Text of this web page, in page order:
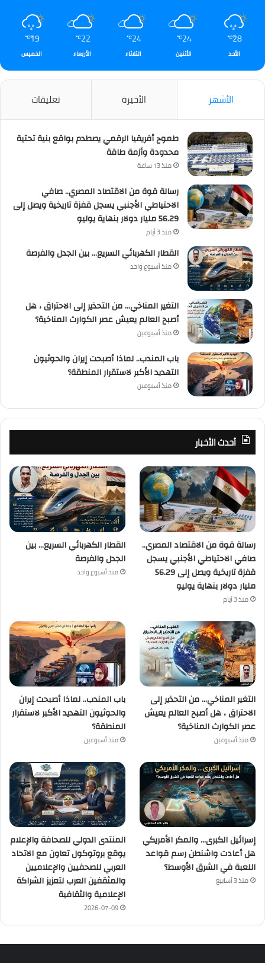
28
℃
الأحد
24
℃
الأثنين
24
℃
الثلاثاء
22
℃
الأربعاء
19
℃
الخميس
الأشهر الأخيرة تعليقات
طموح أفريقيا الرقمي يصطدم بواقع بنية تحتية
محدودة وأزمة طاقة
منذ 13 ساعة
رسالة قوة من الاقتصاد المصري.. صافي
الاحتياطي الأجنبي يسجل قفزة تاريخية ويصل إلى
56.29 مليار دولار بنهاية يوليو
منذ 3 أيام
القطار الكهربائي السريع… بين الجدل والفرصة
منذ أسبوع واحد
التغير المناخي… من التحذير إلى الاحتراق ، هل
أصبح العالم يعيش عصر الكوارث المناخية؟
منذ أسبوعين
باب المندب.. لماذا أصبحت إيران والحوثيون
التهديد الأكبر لاستقرار المنطقة؟
منذ أسبوعين
أحدث الأخبار
رسالة قوة من الاقتصاد المصري..
صافي الاحتياطي الأجنبي يسجل
قفزة تاريخية ويصل إلى 56.29
مليار دولار بنهاية يوليو
منذ 3 أيام
القطار الكهربائي السريع… بين
الجدل والفرصة
منذ أسبوع واحد
التغير المناخي… من التحذير إلى
الاحتراق ، هل أصبح العالم يعيش
عصر الكوارث المناخية؟
منذ أسبوعين
باب المندب.. لماذا أصبحت إيران
والحوثيون التهديد الأكبر لاستقرار
المنطقة؟
منذ أسبوعين
إسرائيل الكبرى… والمكر الأمريكي
هل أعادت واشنطن رسم قواعد
اللعبة في الشرق الأوسط؟
منذ 3 أسابيع
المنتدى الدولي للصحافة والإعلام
يوقع بروتوكول تعاون مع الاتحاد
العربي للصحفيين والإعلاميين
والمثقفين العرب لتعزيز الشراكة
الإعلامية والثقافية
2026-07-09